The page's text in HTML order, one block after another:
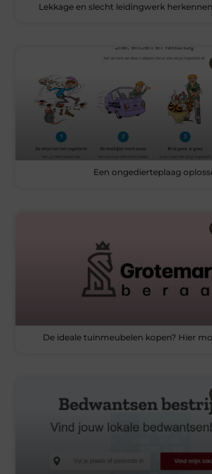
Lekkage en slecht leidingwerk
Een ongedierteplaag
De ideale tuinmeubelen kopen? Hier